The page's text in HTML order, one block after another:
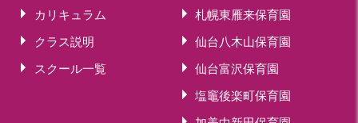
カリキュラム
クラス説明
スクール一覧
札幌東雁来保育園
仙台八木山保育園
仙台富沢保育園
塩竈後楽町保育園